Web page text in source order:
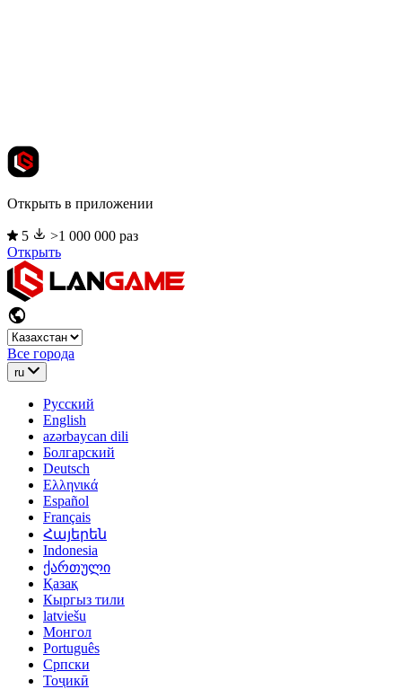
Открыть в приложении
5
>1 000 000 раз
Открыть
Все города
ru
Русский
English
azərbaycan dili
Болгарский
Deutsch
Ελληνικά
Español
Français
Հայերեն
Indonesia
ქართული
Қазақ
Кыргыз тили
latviešu
Монгол
Português
Српски
Тоҷикӣ